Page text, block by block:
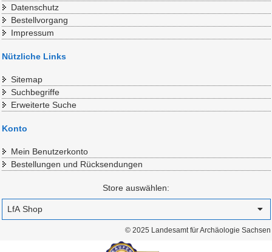
Datenschutz
Bestellvorgang
Impressum
Nützliche Links
Sitemap
Suchbegriffe
Erweiterte Suche
Konto
Mein Benutzerkonto
Bestellungen und Rücksendungen
Store auswählen:
© 2025 Landesamt für Archäologie Sachsen